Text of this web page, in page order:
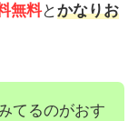
無料とかなりお
てるのがおす